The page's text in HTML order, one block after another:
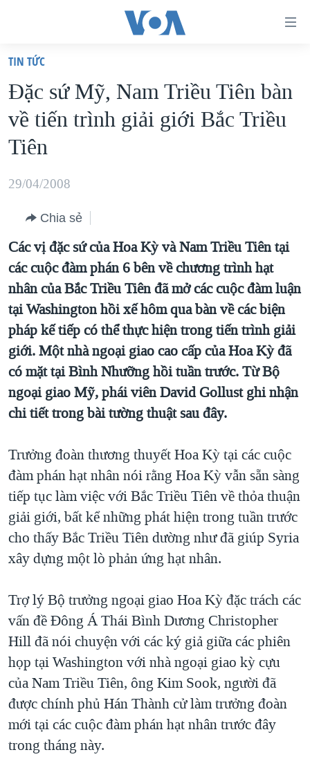
truy
cập
Tới
nội
chính
hướng
chính
Đi
tới
"Tìm"
VIỆT NAM
HOA KỲ
BIỂN ĐÔNG
THẾ GIỚI
DIỄN ĐÀN
MỤC
TỰ DO BÁO CHÍ
NGƯỜI VIỆT HẢI NGOẠI
ĐỜI SỐNG
KINH TẾ
KHOA HỌC
SỨC KHOẺ
VĂN HOÁ
THỂ THAO
GIÁO DỤC
CHUYÊN ĐỀ
CHIẾN TRANH THƯƠNG MẠI CỦA MỸ: QUÁ KHỨ VÀ HIỆN
TẠI
HÀNH TRÌNH BẦU CỬ 2024
MỘT NĂM CHIẾN TRANH TẠI DẢI GAZA
GIẢI MÃ VÀNH ĐAI & CON ĐƯỜNG
NGÀY TỊ NẠN THẾ GIỚI
GROUND ZERO – XƯA VÀ NAY
CHI PHÍ CHIẾN TRANH AFGHANISTAN
CÁC GIÁ TRỊ CỘNG HÒA Ở VIỆT NAM
THƯỢNG ĐỈNH TRUMP-KIM TẠI VIỆT NAM
TRỊNH VĨNH BÌNH VS. CHÍNH PHỦ VIỆT NAM
BÊN KIA QUỐC LỘ: TIẾNG VỌNG TỪ NÔNG THÔN MỸ
QUAN HỆ VIỆT MỸ
HỌC TIẾNG ANH
VIDEO
NGHE
MẠNG XÃ HỘI
Ngôn ngữ khác
TIN TỨC
Ðặc sứ Mỹ, Nam Triều Tiên bàn
về tiến trình giải giới Bắc Triều
Tiên
29/04/2008
Chia sẻ
Các vị đặc sứ của Hoa Kỳ và Nam Triều Tiên tại
các cuộc đàm phán 6 bên về chương trình hạt
nhân của Bắc Triều Tiên đã mở các cuộc đàm luận
tại Washington hồi xế hôm qua bàn về các biện
pháp kế tiếp có thể thực hiện trong tiến trình giải
giới. Một nhà ngoại giao cao cấp của Hoa Kỳ đã
có mặt tại Bình Nhưỡng hồi tuần trước. Từ Bộ
ngoại giao Mỹ, phái viên David Gollust ghi nhận
chi tiết trong bài tường thuật sau đây.
Trưởng đoàn thương thuyết Hoa Kỳ tại các cuộc
đàm phán hạt nhân nói rằng Hoa Kỳ vẫn sẵn sàng
tiếp tục làm việc với Bắc Triều Tiên về thỏa thuận
giải giới, bất kể những phát hiện trong tuần trước
cho thấy Bắc Triều Tiên dường như đã giúp Syria
xây dựng một lò phản ứng hạt nhân.
Trợ lý Bộ trưởng ngoại giao Hoa Kỳ đặc trách các
vấn đề Đông Á Thái Bình Dương Christopher
Hill đã nói chuyện với các ký giả giữa các phiên
họp tại Washington với nhà ngoại giao kỳ cựu
của Nam Triều Tiên, ông Kim Sook, người đã
được chính phủ Hán Thành cử làm trưởng đoàn
mới tại các cuộc đàm phán hạt nhân trước đây
trong tháng này.